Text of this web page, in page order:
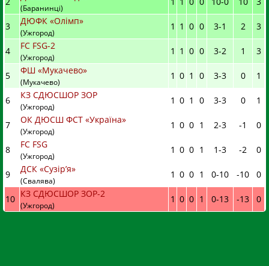
(Баранинці)
3 ДЮФК «Олімп»
(Ужгород)
1 1 0 0 3-1 2 3
4 FC FSG-2
(Ужгород)
1 1 0 0 3-2 1 3
5 ФШ «Мукачево»
(Мукачево)
1 0 1 0 3-3 0 1
6 КЗ СДЮСШОР ЗОР
(Ужгород)
1 0 1 0 3-3 0 1
7 ОК ДЮСШ ФСТ «Україна»
(Ужгород)
1 0 0 1 2-3 -1 0
8 FC FSG
(Ужгород)
1 0 0 1 1-3 -2 0
9 ДСК «Сузір’я»
(Свалява)
1 0 0 1 0-10 -10 0
10 КЗ СДЮСШОР ЗОР-2
(Ужгород)
1 0 0 1 0-13 -13 0